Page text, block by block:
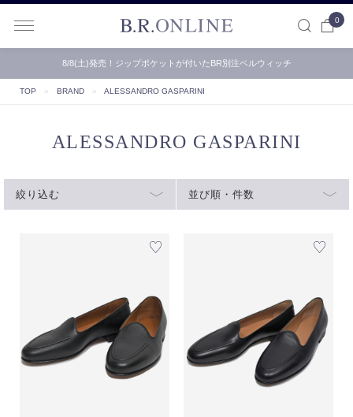
0
8/8(土)発売！ジップポケットが付いたBR別注ベルウィッチ
TOP ＞ BRAND ＞ ALESSANDRO GASPARINI
ALESSANDRO GASPARINI
絞り込む 並び順・件数